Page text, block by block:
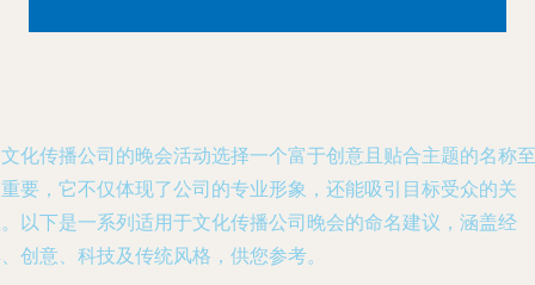
化传播公司的晚会活动选择一个富于创意且贴合主题的名称至
要，它不仅体现了公司的专业形象，还能吸引目标受众的关
以下是一系列适用于文化传播公司晚会的命名建议，涵盖经
创意、科技及传统风格，供您参考。